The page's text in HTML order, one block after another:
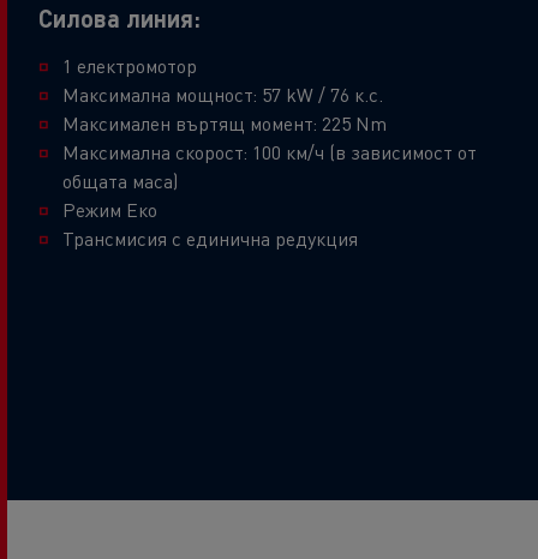
Силова линия:
1 електромотор
Максимална мощност: 57 kW / 76 к.с.
Максимален въртящ момент: 225 Nm
Максимална скорост: 100 км/ч (в зависимост от
общата маса)
Режим Еко
Трансмисия с единична редукция